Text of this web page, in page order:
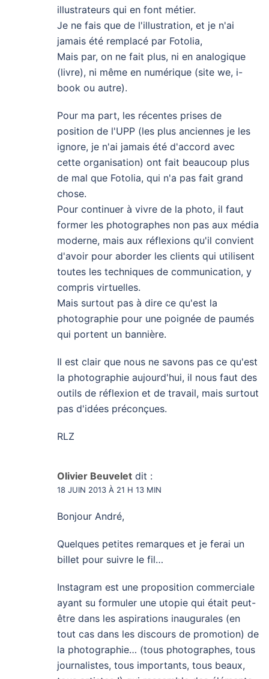
illustrateurs qui en font métier.
Je ne fais que de l'illustration, et je n'ai
jamais été remplacé par Fotolia,
Mais par, on ne fait plus, ni en analogique
(livre), ni même en numérique (site we, i-
book ou autre).
Pour ma part, les récentes prises de
position de l'UPP (les plus anciennes je les
ignore, je n'ai jamais été d'accord avec
cette organisation) ont fait beaucoup plus
de mal que Fotolia, qui n'a pas fait grand
chose.
Pour continuer à vivre de la photo, il faut
former les photographes non pas aux média
moderne, mais aux réflexions qu'il convient
d'avoir pour aborder les clients qui utilisent
toutes les techniques de communication, y
compris virtuelles.
Mais surtout pas à dire ce qu'est la
photographie pour une poignée de paumés
qui portent un bannière.
Il est clair que nous ne savons pas ce qu'est
la photographie aujourd'hui, il nous faut des
outils de réflexion et de travail, mais surtout
pas d'idées préconçues.
RLZ
Olivier Beuvelet dit :
18 JUIN 2013 À 21 H 13 MIN
Bonjour André,
Quelques petites remarques et je ferai un
billet pour suivre le fil…
Instagram est une proposition commerciale
ayant su formuler une utopie qui était peut-
être dans les aspirations inaugurales (en
tout cas dans les discours de promotion) de
la photographie… (tous photographes, tous
journalistes, tous importants, tous beaux,